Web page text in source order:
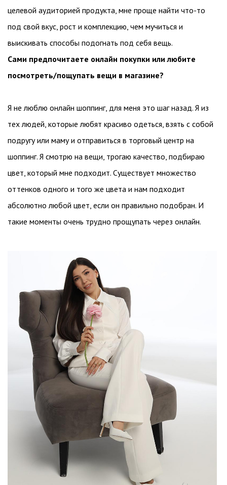
целевой аудиторией продукта, мне проще найти что-то
под свой вкус, рост и комплекцию, чем мучиться и
выискивать способы подогнать под себя вещь.
Сами предпочитаете онлайн покупки или любите
посмотреть/пощупать вещи в магазине?
Я не люблю онлайн шоппинг, для меня это шаг назад. Я из
тех людей, которые любят красиво одеться, взять с собой
подругу или маму и отправиться в торговый центр на
шоппинг. Я смотрю на вещи, трогаю качество, подбираю
цвет, который мне подходит. Существует множество
оттенков одного и того же цвета и нам подходит
абсолютно любой цвет, если он правильно подобран. И
такие моменты очень трудно прощупать через онлайн.